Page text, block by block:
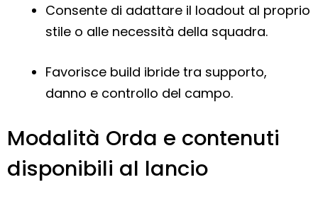
Consente di adattare il loadout al proprio
stile o alle necessità della squadra.
Favorisce build ibride tra supporto,
danno e controllo del campo.
Modalità Orda e contenuti
disponibili al lancio